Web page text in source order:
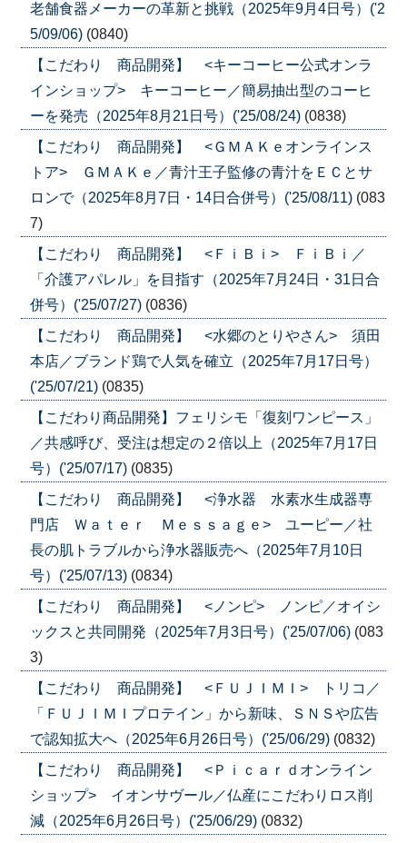
老舗食器メーカーの革新と挑戦（2025年9月4日号）('2
5/09/06) (0840)
【こだわり 商品開発】 <キーコーヒー公式オンラ
インショップ> キーコーヒー／簡易抽出型のコーヒ
ーを発売（2025年8月21日号）('25/08/24) (0838)
【こだわり 商品開発】 <ＧＭＡＫｅオンラインス
トア> ＧＭＡＫｅ／青汁王子監修の青汁をＥＣとサ
ロンで（2025年8月7日・14日合併号）('25/08/11) (083
7)
【こだわり 商品開発】 <ＦｉＢｉ> ＦｉＢｉ／
「介護アパレル」を目指す（2025年7月24日・31日合
併号）('25/07/27) (0836)
【こだわり 商品開発】 <水郷のとりやさん> 須田
本店／ブランド鶏で人気を確立（2025年7月17日号）
('25/07/21) (0835)
【こだわり商品開発】フェリシモ「復刻ワンピース」
／共感呼び、受注は想定の２倍以上（2025年7月17日
号）('25/07/17) (0835)
【こだわり 商品開発】 <浄水器 水素水生成器専
門店 Ｗａｔｅｒ Ｍｅｓｓａｇｅ> ユーピー／社
長の肌トラブルから浄水器販売へ（2025年7月10日
号）('25/07/13) (0834)
【こだわり 商品開発】 <ノンピ> ノンピ／オイシ
ックスと共同開発（2025年7月3日号）('25/07/06) (083
3)
【こだわり 商品開発】 <ＦＵＪＩＭＩ> トリコ／
「ＦＵＪＩＭＩプロテイン」から新味、ＳＮＳや広告
で認知拡大へ（2025年6月26日号）('25/06/29) (0832)
【こだわり 商品開発】 <Ｐｉｃａｒｄオンライン
ショップ> イオンサヴール／仏産にこだわりロス削
減（2025年6月26日号）('25/06/29) (0832)